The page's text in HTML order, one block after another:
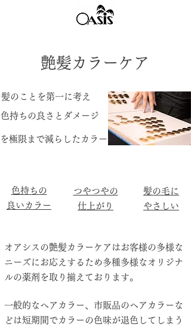
​艶髪カラーケア
髪のことを第一に考え
​色持ちの良さとダメージ
​を極限まで減らしたカラー
色持ちの
良いカラー
つやつやの
​仕上がり
髪の毛に
​やさしい
​オアシスの艶髪カラーケアはお客様の多様な
ニーズにお応えするため多種多様なオリジナ
ルの薬剤を取り揃えております。
一般的なヘアカラー、市販品のヘアカラーな
どは短期間でカラーの色味が退色してしまう